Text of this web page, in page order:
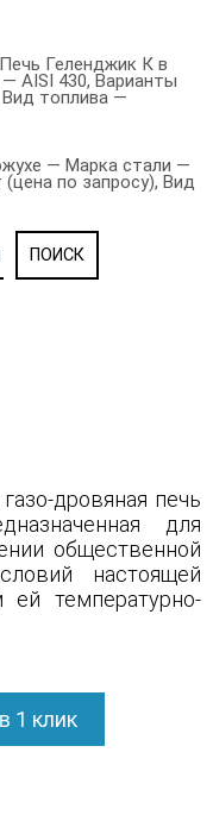
Геленджик К в
AISI 430, Варианты
топлива —
— Марка стали —
по запросу), Вид
дровяная печь
для
общественной
настоящей
температурно-
1 клик